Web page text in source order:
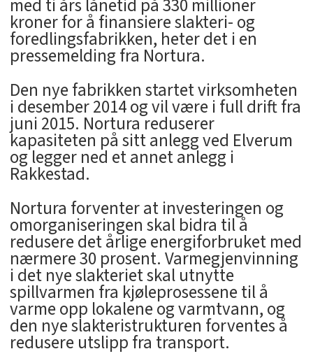
med ti års lånetid på 330 millioner
kroner for å finansiere slakteri- og
foredlingsfabrikken, heter det i en
pressemelding fra Nortura.
Den nye fabrikken startet virksomheten
i desember 2014 og vil være i full drift fra
juni 2015. Nortura reduserer
kapasiteten på sitt anlegg ved Elverum
og legger ned et annet anlegg i
Rakkestad.
Nortura forventer at investeringen og
omorganiseringen skal bidra til å
redusere det årlige energiforbruket med
nærmere 30 prosent. Varmegjenvinning
i det nye slakteriet skal utnytte
spillvarmen fra kjøleprosessene til å
varme opp lokalene og varmtvann, og
den nye slakteristrukturen forventes å
redusere utslipp fra transport.